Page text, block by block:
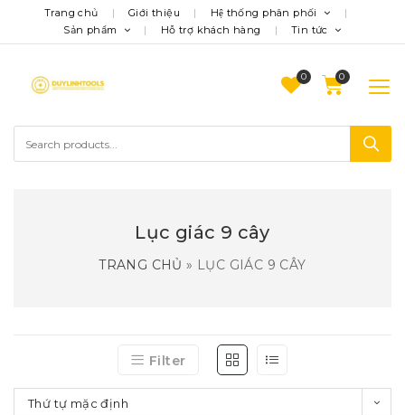
Trang chủ Giới thiệu
Hệ thống phân phối
Sản phẩm
Hỗ trợ khách hàng Tin tức
0
Lục giác 9 cây
TRANG CHỦ » LỤC GIÁC 9 CÂY
Filter
Thứ tự mặc định